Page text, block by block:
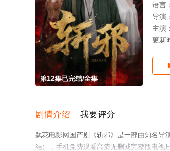
第12集已完结/全集
语言：
导演：
主演：
更新
剧情介绍 我要评分
飘花电影网国产剧《斩邪》是一部由知名导
结），手机免费观看高清无删减完整版电视